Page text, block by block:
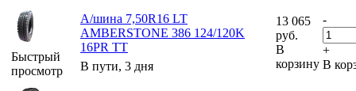
Быстрый
просмотр
А/шина 7,50R16 LT
AMBERSTONE 386 124/120K
16PR TT
В пути, 3 дня
13 065
руб.
В
корзину
-
+
В